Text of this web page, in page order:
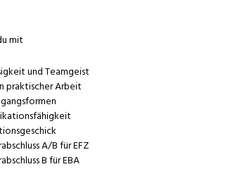
mit
und Teamgeist
praktischer Arbeit
A/B für EFZ
B für EBA